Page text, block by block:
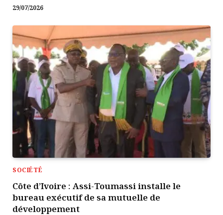
29/07/2026
SOCIÉTÉ
Côte d’Ivoire : Assi-Toumassi installe le
bureau exécutif de sa mutuelle de
développement